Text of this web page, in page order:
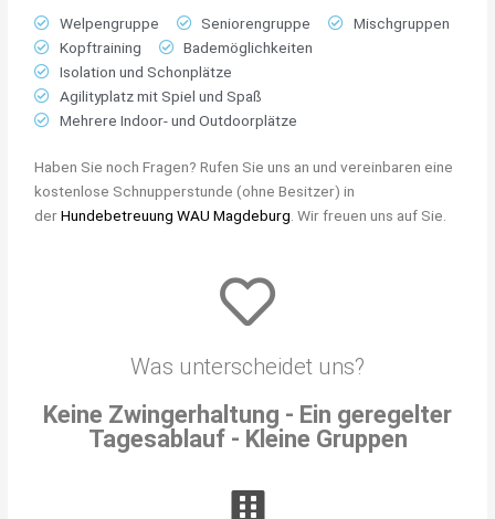
Welpengruppe Seniorengruppe
Mischgruppen
Kopftraining
Bademöglichkeiten
Isolation und Schonplätze
Agilityplatz mit Spiel und Spaß
Mehrere Indoor- und Outdoorplätze
Haben Sie noch Fragen? Rufen Sie uns an und vereinbaren eine
kostenlose Schnupperstunde (ohne Besitzer) in
derHundebetreuung WAU Magdeburg . Wir freuen uns auf Sie.
Was unterscheidet uns?
Keine Zwingerhaltung - Ein geregelter
Tagesablauf - Kleine Gruppen